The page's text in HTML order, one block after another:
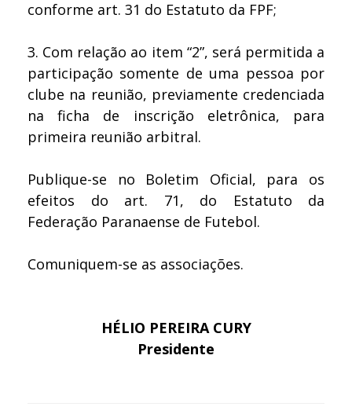
conforme art. 31 do Estatuto da FPF;
3. Com relação ao item “2”, será permitida a
participação somente de uma pessoa por
clube na reunião, previamente credenciada
na ficha de inscrição eletrônica, para
primeira reunião arbitral.
Publique-se no Boletim Oficial, para os
efeitos do art. 71, do Estatuto da
Federação Paranaense de Futebol.
Comuniquem-se as associações.
HÉLIO PEREIRA CURY
Presidente